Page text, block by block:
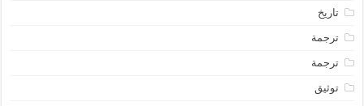
تاريخ
ترجمة
ترجمة
توثيق